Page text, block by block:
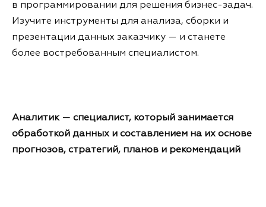
в программировании для решения бизнес-задач.
Изучите инструменты для анализа, сборки и
презентации данных заказчику — и станете
более востребованным специалистом.
Аналитик — специалист, который занимается
обработкой данных и составлением на их основе
прогнозов, стратегий, планов и рекомендаций